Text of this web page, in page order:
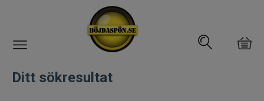
Gäddfemman
Ditt sökresultat